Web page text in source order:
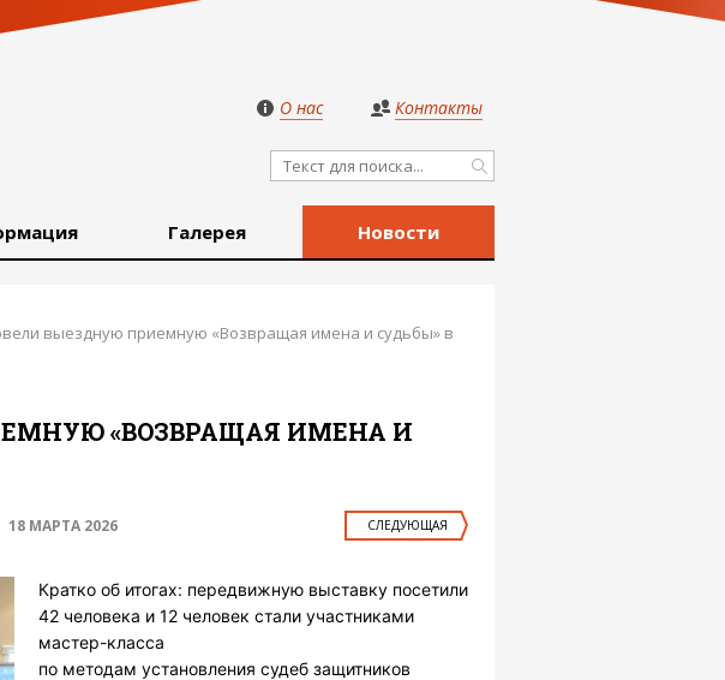
О нас Контакты
Галерея Новости
выездную приемную «Возвращая имена и судьбы» в
«ВОЗВРАЩАЯ ИМЕНА И
СЛЕДУЮЩАЯ
18 МАРТА 2026
Кратко об итогах: передвижную выставку посетили
42 человека и 12 человек стали участниками
мастер-класса
по методам установления судеб защитников